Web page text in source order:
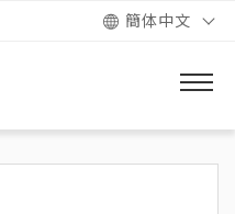
簡体中文